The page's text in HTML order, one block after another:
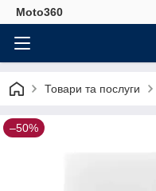
Moto360
Товари та послуги
–50%